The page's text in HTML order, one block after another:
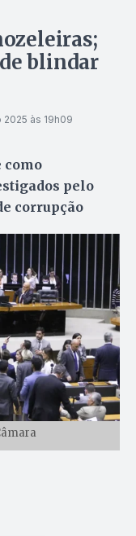
blindar
às 19h09
como
pelo
corrupção